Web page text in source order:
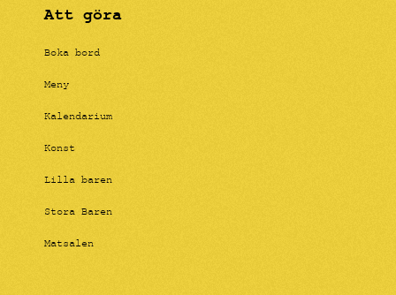
Att göra
Boka bord
Meny
Kalendarium
Konst
Lilla baren
Stora Baren
Matsalen